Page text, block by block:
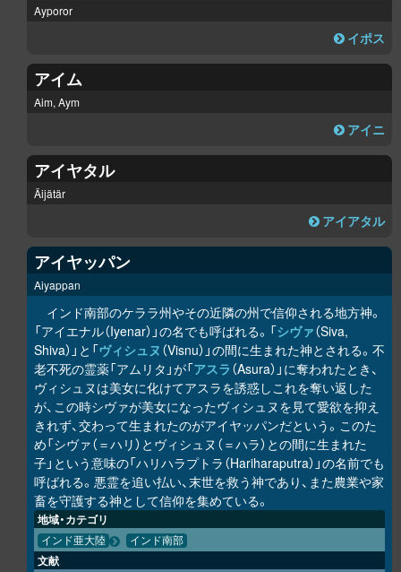
Ayporor
イポス
アイム
Aim, Aym
アイニ
アイヤタル
Äijätär
アイアタル
アイヤッパン
Aiyappan
インド南部のケララ州やその近隣の州で信仰される地方神。
「アイエナル（Iyenar）」の名でも呼ばれる。「シヴァ（Siva,
Shiva）」と「ヴィシュヌ （Visnu）」の間に生まれた神とされる。不
老不死の霊薬「アムリタ」が「アスラ （Asura）」に奪われたとき、
ヴィシュヌは美女に化けてアスラを誘惑しこれを奪い返した
が、この時シヴァが美女になったヴィシュヌを見て愛欲を抑え
きれず、交わって生まれたのがアイヤッパンだという。このた
め「シヴァ（＝ハリ）とヴィシュヌ（＝ハラ）との間に生まれた
子」という意味の「ハリハラプトラ（Hariharaputra）」の名前でも
呼ばれる。悪霊を追い払い、末世を救う神であり、また農業や家
畜を守護する神として信仰を集めている。
地域・カテゴリ
インド亜大陸 インド南部
文献